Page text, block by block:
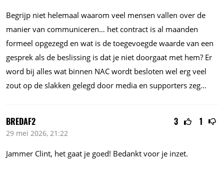
Begrijp niet helemaal waarom veel mensen vallen over de
manier van communiceren… het contract is al maanden
formeel opgezegd en wat is de toegevoegde waarde van een
gesprek als de beslissing is dat je niet doorgaat met hem? Er
word bij alles wat binnen NAC wordt besloten wel erg veel
zout op de slakken gelegd door media en supporters zeg…
3 1
BREDAF2
29 mei 2026, 21:22
Jammer Clint, het gaat je goed! Bedankt voor je inzet.